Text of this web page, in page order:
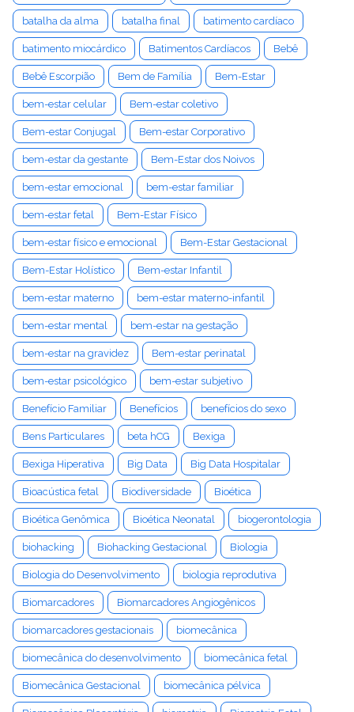
batalha da alma batalha final batimento cardíaco
batimento miocárdico Batimentos Cardíacos Bebê
Bebê Escorpião Bem de Família Bem-Estar
bem-estar celular Bem-estar coletivo
Bem-estar Conjugal Bem-estar Corporativo
bem-estar da gestante Bem-Estar dos Noivos
bem-estar emocional bem-estar familiar
bem-estar fetal Bem-Estar Físico
bem-estar físico e emocional Bem-Estar Gestacional
Bem-Estar Holístico Bem-estar Infantil
bem-estar materno bem-estar materno-infantil
bem-estar mental bem-estar na gestação
bem-estar na gravidez Bem-estar perinatal
bem-estar psicológico bem-estar subjetivo
Benefício Familiar Benefícios benefícios do sexo
Bens Particulares beta hCG Bexiga
Bexiga Hiperativa Big Data Big Data Hospitalar
Bioacústica fetal Biodiversidade Bioética
Bioética Genômica Bioética Neonatal biogerontologia
biohacking Biohacking Gestacional Biologia
Biologia do Desenvolvimento biologia reprodutiva
Biomarcadores Biomarcadores Angiogênicos
biomarcadores gestacionais biomecânica
biomecânica do desenvolvimento biomecânica fetal
Biomecânica Gestacional biomecânica pélvica